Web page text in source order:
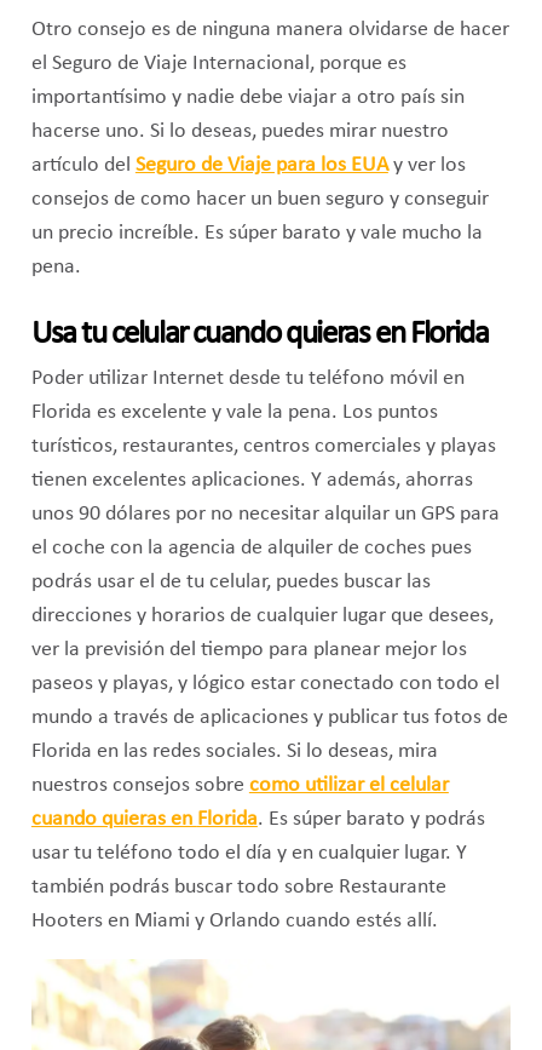
Otro consejo es de ninguna manera olvidarse de hacer
el Seguro de Viaje Internacional, porque es
importantísimo y nadie debe viajar a otro país sin
hacerse uno. Si lo deseas, puedes mirar nuestro
artículo del Seguro de Viaje para los EUAy ver los
consejos de como hacer un buen seguro y conseguir
un precio increíble. Es súper barato y vale mucho la
pena.
Usa tu celular cuando quieras en Florida
Poder utilizar Internet desde tu teléfono móvil en
Florida es excelente y vale la pena. Los puntos
turísticos, restaurantes, centros comerciales y playas
tienen excelentes aplicaciones. Y además, ahorras
unos 90 dólares por no necesitar alquilar un GPS para
el coche con la agencia de alquiler de coches pues
podrás usar el de tu celular, puedes buscar las
direcciones y horarios de cualquier lugar que desees,
ver la previsión del tiempo para planear mejor los
paseos y playas, y lógico estar conectado con todo el
mundo a través de aplicaciones y publicar tus fotos de
Florida en las redes sociales. Si lo deseas, mira
nuestros consejos sobre como utilizar el celular
cuando quieras en Florida. Es súper barato y podrás
usar tu teléfono todo el día y en cualquier lugar. Y
también podrás buscar todo sobre Restaurante
Hooters en Miami y Orlando cuando estés allí.